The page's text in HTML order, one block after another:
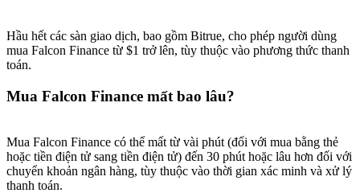
Hầu hết các sàn giao dịch, bao gồm Bitrue, cho phép người dùng
mua Falcon Finance từ $1 trở lên, tùy thuộc vào phương thức thanh
toán.
Mua Falcon Finance mất bao lâu?
Mua Falcon Finance có thể mất từ vài phút (đối với mua bằng thẻ
hoặc tiền điện tử sang tiền điện tử) đến 30 phút hoặc lâu hơn đối với
chuyển khoản ngân hàng, tùy thuộc vào thời gian xác minh và xử lý
thanh toán.